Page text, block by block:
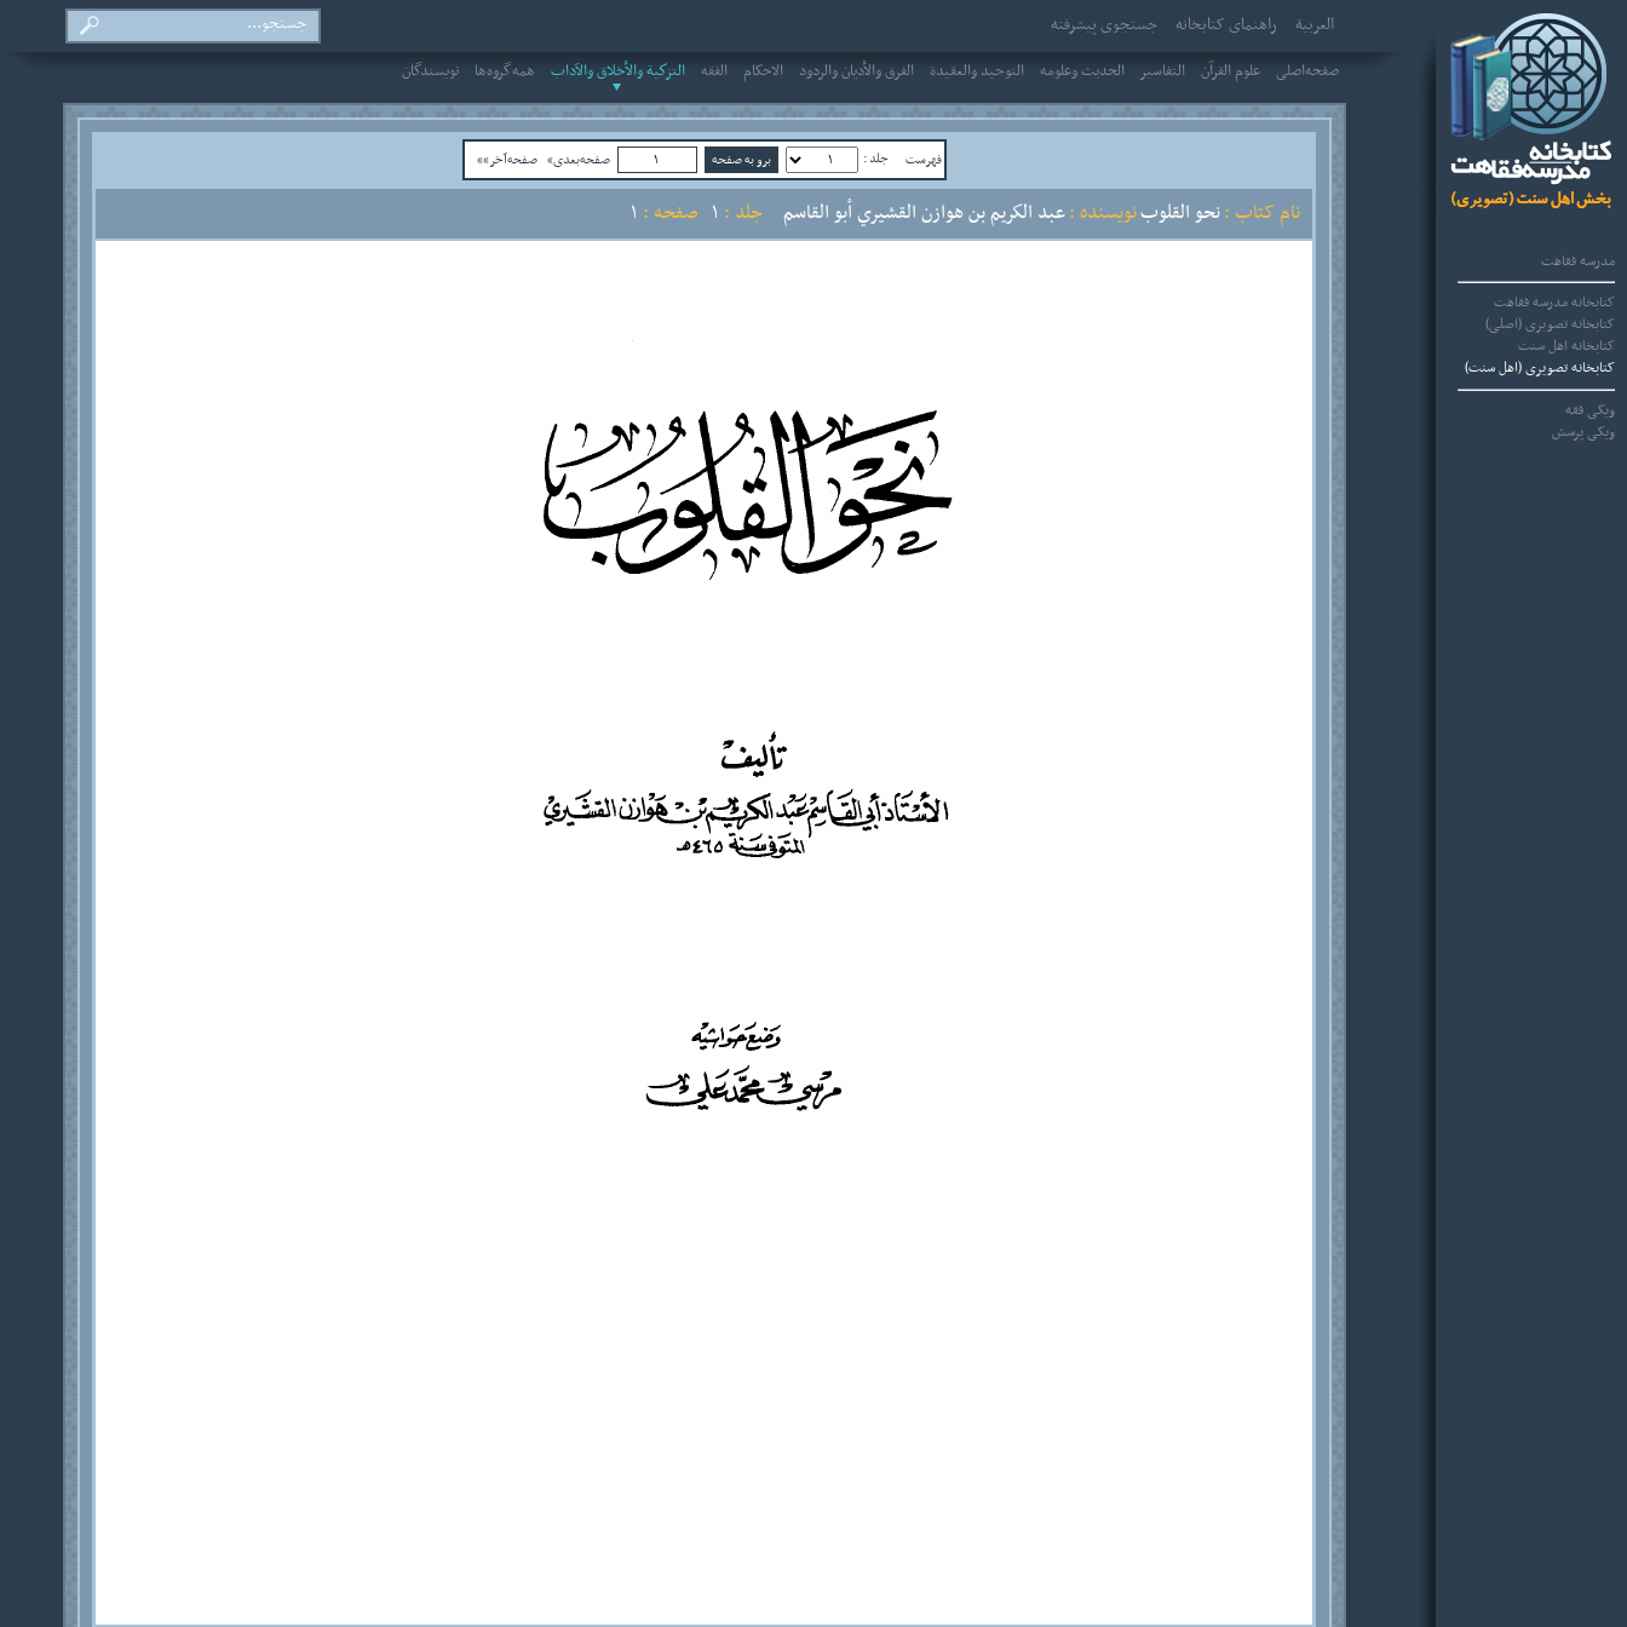
مدرسه فقاهت
کتابخانه مدرسه فقاهت
کتابخانه تصویری (اصلی)
کتابخانه اهل سنت
کتابخانه تصویری (اهل سنت)
ویکی فقه
ویکی پرسش
العربیة راهنمای کتابخانه
جستجوی پیشرفته
صفحه‌اصلی علوم القرآن التفاسير الحديث وعلومه التوحيد والعقيدة الفرق والأديان والردود الاحکام الفقه التزكية والأخلاق والآداب همه‌گروه‌ها نویسندگان
فهرست جلد : صفحه‌بعدی» صفحه‌آخر»»
نام کتاب :نحو القلوبنویسنده :عبد الكريم بن هوازن القشيري أبو القاسم جلد : صفحه :